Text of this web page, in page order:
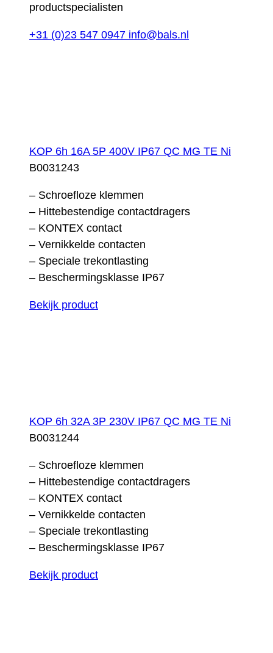
productspecialisten
+31 (0)23 547 0947 info@bals.nl
KOP 6h 16A 5P 400V IP67 QC MG TE Ni
B0031243
– Schroefloze klemmen
– Hittebestendige contactdragers
– KONTEX contact
– Vernikkelde contacten
– Speciale trekontlasting
– Beschermingsklasse IP67
Bekijk product
KOP 6h 32A 3P 230V IP67 QC MG TE Ni
B0031244
– Schroefloze klemmen
– Hittebestendige contactdragers
– KONTEX contact
– Vernikkelde contacten
– Speciale trekontlasting
– Beschermingsklasse IP67
Bekijk product